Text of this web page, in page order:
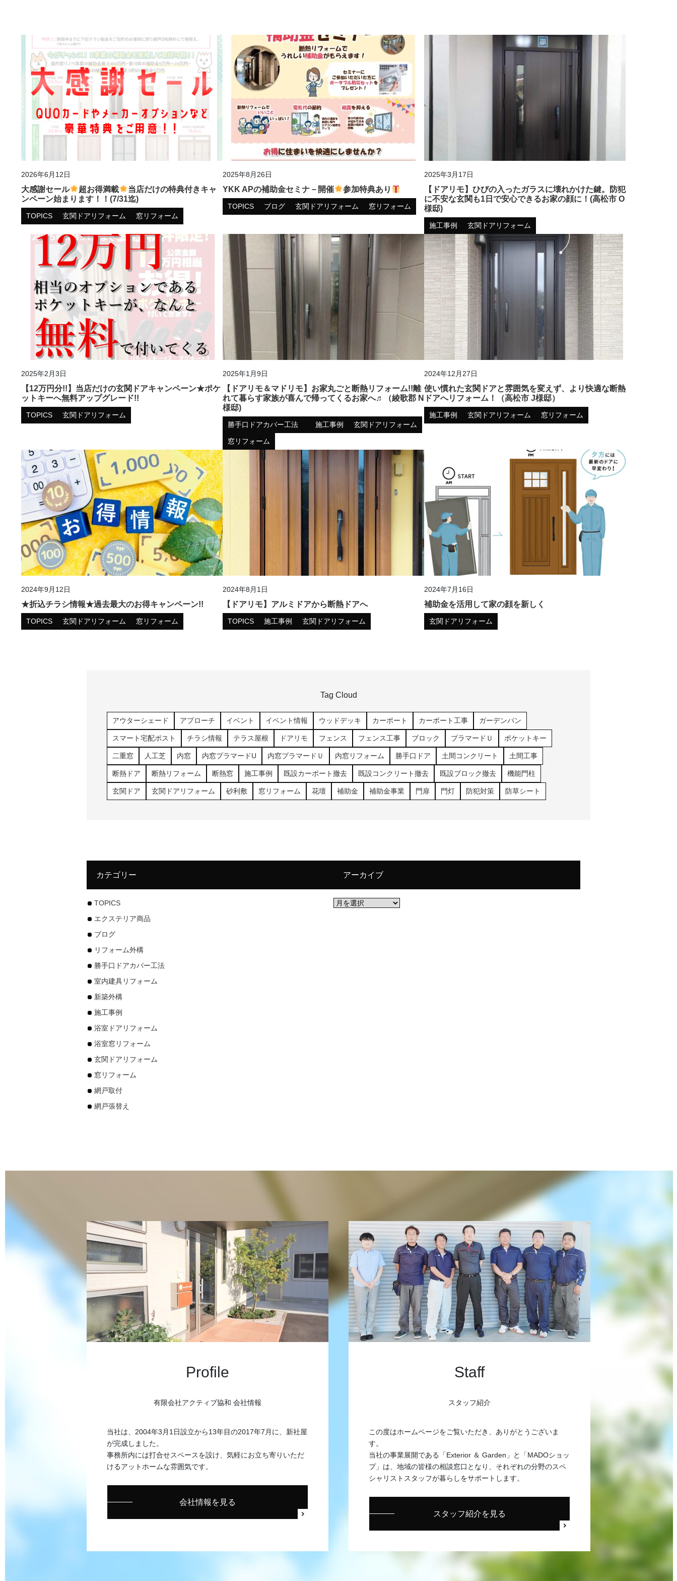
2026年6月12日
大感謝セール 超お得満載
当店だけの特典付きキャ
ンペーン始まります！！(7/31迄)
TOPICS 玄関ドアリフォーム 窓リフォーム
2025年8月26日
YKK APの補助金セミナ－開催 参加特典あり
TOPICS ブログ 玄関ドアリフォーム 窓リフォーム
2025年3月17日
【ドアリモ】ひびの入ったガラスに壊れかけた鍵。防犯
に不安な玄関も1日で安心できるお家の顔に！(高松市 O
様邸)
施工事例 玄関ドアリフォーム
2025年2月3日
【12万円分!!】当店だけの玄関ドアキャンペーン★ポケ
ットキーへ無料アップグレード!!
TOPICS 玄関ドアリフォーム
2025年1月9日
【ドアリモ＆マドリモ】お家丸ごと断熱リフォーム!!離
れて暮らす家族が喜んで帰ってくるお家へ♬（綾歌郡 N
様邸)
勝手口ドアカバー工法 施工事例 玄関ドアリフォーム
窓リフォーム
2024年12月27日
使い慣れた玄関ドアと雰囲気を変えず、より快適な断熱
ドアへリフォーム！（高松市 J様邸）
施工事例 玄関ドアリフォーム 窓リフォーム
2024年9月12日
★折込チラシ情報★過去最大のお得キャンペーン!!
TOPICS 玄関ドアリフォーム 窓リフォーム
2024年8月1日
【ドアリモ】アルミドアから断熱ドアへ
TOPICS 施工事例 玄関ドアリフォーム
2024年7月16日
補助金を活用して家の顔を新しく
玄関ドアリフォーム
Tag Cloud
アウターシェード アプローチ イベント イベント情報 ウッドデッキ カーポート カーポート工事 ガーデンパン
スマート宅配ポスト チラシ情報 テラス屋根 ドアリモ フェンス フェンス工事 ブロック プラマードＵ ポケットキー
二重窓 人工芝 内窓 内窓プラマードU 内窓プラマードＵ 内窓リフォーム 勝手口ドア 土間コンクリート 土間工事
断熱ドア 断熱リフォーム 断熱窓 施工事例 既設カーポート撤去 既設コンクリート撤去 既設ブロック撤去 機能門柱
玄関ドア 玄関ドアリフォーム 砂利敷 窓リフォーム 花壇 補助金 補助金事業 門扉 門灯 防犯対策 防草シート
カテゴリー
TOPICS
エクステリア商品
ブログ
リフォーム外構
勝手口ドアカバー工法
室内建具リフォーム
新築外構
施工事例
浴室ドアリフォーム
浴室窓リフォーム
玄関ドアリフォーム
窓リフォーム
網戸取付
網戸張替え
アーカイブ
Profile
有限会社アクティブ協和 会社情報
当社は、2004年3月1日設立から13年目の2017年7月に、新社屋
が完成しました。
事務所内には打合せスペースを設け、気軽にお立ち寄りいただ
けるアットホームな雰囲気です。
会社情報を見る
Staff
スタッフ紹介
この度はホームページをご覧いただき、ありがとうございま
す。
当社の事業展開である「Exterior ＆ Garden」と「MADOショッ
プ」は、地域の皆様の相談窓口となり、それぞれの分野のスペ
シャリストスタッフが暮らしをサポートします。
スタッフ紹介を見る